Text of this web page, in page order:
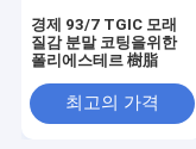
경제 93/7 TGIC 모래
질감 분말 코팅을위한
폴리에스테르 樹脂
최고의 가격